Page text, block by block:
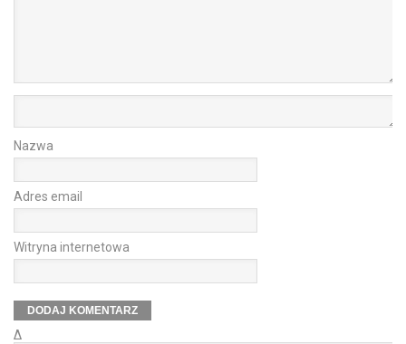
Nazwa
Adres email
Witryna internetowa
Δ